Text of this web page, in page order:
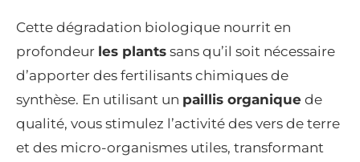
Cette dégradation biologique nourrit en
profondeur les plants sans qu’il soit nécessaire
d’apporter des fertilisants chimiques de
synthèse. En utilisant un paillis organique de
qualité, vous stimulez l’activité des vers de terre
et des micro-organismes utiles, transformant